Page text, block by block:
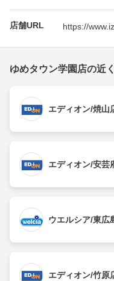
店舗URL https://
ゆめタウン学園店の近
エディオン/焼山
エディオン/安芸
ウエルシア/東広
エディオン/竹原